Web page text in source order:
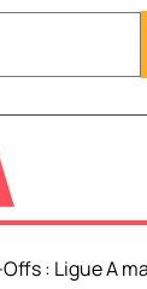
: Ligue A